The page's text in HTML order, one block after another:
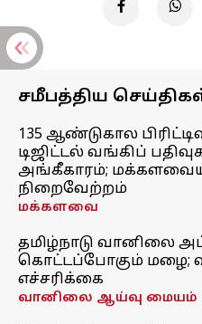
சமீபத்திய
135 ஆண்டுகால
டிஜிட்டல் வங்கிப்
அங்கீகாரம்;
நிறைவேற்றம்
மக்களவை
தமிழ்நாடு வானிலை
கொட்டப்போகும் மழை;
எச்சரிக்கை
வானிலை ஆய்வு மையம்